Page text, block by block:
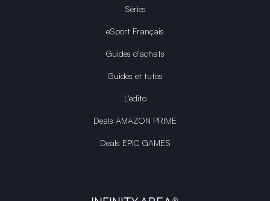
Séries
eSport Français
Guides d’achats
Guides et tutos
L'édito
Deals AMAZON PRIME
Deals EPIC GAMES